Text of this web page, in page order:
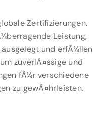
Zertifizierungen.
Leistung,
und erfÃ¼llen
zuverlÃ¤ssige und
fÃ¼r verschiedene
zu gewÃ¤hrleisten.